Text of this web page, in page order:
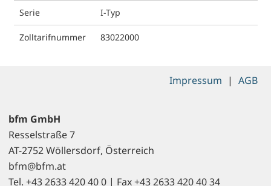
Serie I-Typ
Zolltarifnummer 83022000
bfm GmbH
Resselstraße 7
AT-2752 Wöllersdorf, Österreich
bfm@bfm.at
Tel. +43 2633 420 40 0 | Fax +43 2633 420 40 34
Impressum | AGB